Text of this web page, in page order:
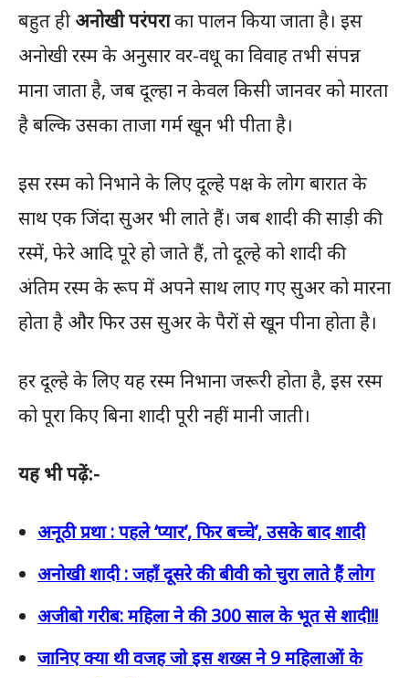
बहुत ही अनोखी परंपराका पालन किया जाता है। इस
अनोखी रस्म के अनुसार वर-वधू का विवाह तभी संपन्न
माना जाता है, जब दूल्हा न केवल किसी जानवर को मारता
है बल्कि उसका ताजा गर्म खून भी पीता है।
इस रस्म को निभाने के लिए दूल्हे पक्ष के लोग बारात के
साथ एक जिंदा सुअर भी लाते हैं। जब शादी की साड़ी की
रस्में, फेरे आदि पूरे हो जाते हैं, तो दूल्हे को शादी की
अंतिम रस्म के रूप में अपने साथ लाए गए सुअर को मारना
होता है और फिर उस सुअर के पैरों से खून पीना होता है।
हर दूल्हे के लिए यह रस्म निभाना जरूरी होता है, इस रस्म
को पूरा किए बिना शादी पूरी नहीं मानी जाती।
यह भी पढ़ें:-
अनूठी प्रथा : पहले ‘प्यार’, फिर बच्चे’, उसके बाद शादी
अनोखी शादी : जहाँ दूसरे की बीवी को चुरा लाते हैं लोग
अजीबो गरीब: महिला ने की 300 साल के भूत से शादी!!
जानिए क्या थी वजह जो इस शख्स ने 9 महिलाओं के